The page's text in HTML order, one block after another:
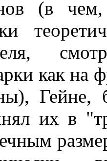
(в
как на
Гейне,
их в